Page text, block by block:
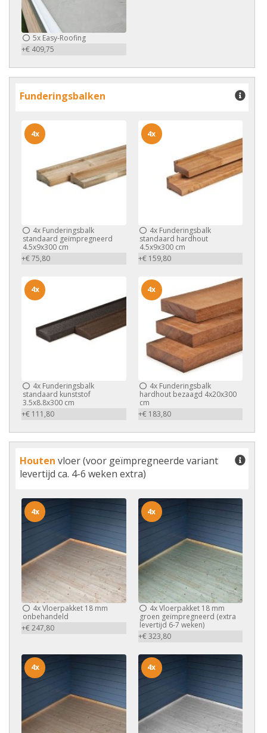
5x Easy-Roofing
+€ 409,75
Funderingsbalken
4x Funderingsbalk
standaard geïmpregneerd
4.5x9x300 cm
+€ 75,80
4x
4xFunderingsbalk
standaard hardhout
4.5x9x300 cm
+€ 159,80
4x
4x Funderingsbalk
standaard kunststof
3.5x8.8x300 cm
+€ 111,80
4x
4xFunderingsbalk
hardhout bezaagd 4x20x300
cm
+€ 183,80
4x
Houten vloer (voor geïmpregneerde variant
levertijd ca. 4-6 weken extra)
4xVloerpakket 18 mm
onbehandeld
+€ 247,80
4x
4xVloerpakket 18 mm
groen geïmpregneerd (extra
levertijd 6-7 weken)
+€ 323,80
4x
4x 4x